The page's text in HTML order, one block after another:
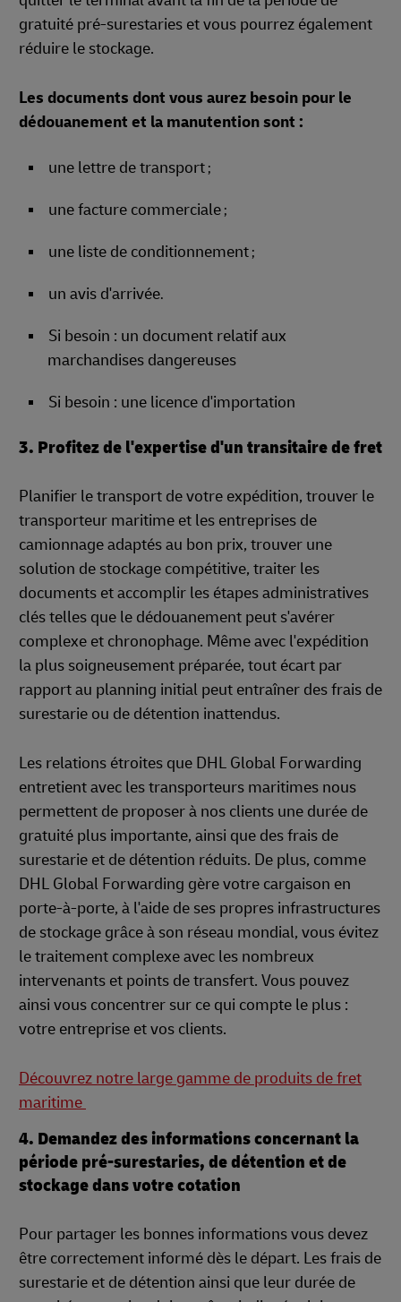
gratuité pré-surestaries et vous pourrez également
réduire le stockage.
Les documents dont vous aurez besoin pour le
dédouanement et la manutention sont :
une lettre de transport ;
une facture commerciale ;
une liste de conditionnement ;
un avis d'arrivée.
Si besoin : un document relatif aux
marchandises dangereuses
Si besoin : une licence d'importation
3. Profitez de l'expertise d'un transitaire de fret
Planifier le transport de votre expédition, trouver le
transporteur maritime et les entreprises de
camionnage adaptés au bon prix, trouver une
solution de stockage compétitive, traiter les
documents et accomplir les étapes administratives
clés telles que le dédouanement peut s'avérer
complexe et chronophage. Même avec l'expédition
la plus soigneusement préparée, tout écart par
rapport au planning initial peut entraîner des frais de
surestarie ou de détention inattendus.
Les relations étroites que DHL Global Forwarding
entretient avec les transporteurs maritimes nous
permettent de proposer à nos clients une durée de
gratuité plus importante, ainsi que des frais de
surestarie et de détention réduits. De plus, comme
DHL Global Forwarding gère votre cargaison en
porte-à-porte, à l'aide de ses propres infrastructures
de stockage grâce à son réseau mondial, vous évitez
le traitement complexe avec les nombreux
intervenants et points de transfert. Vous pouvez
ainsi vous concentrer sur ce qui compte le plus :
votre entreprise et vos clients.
Découvrez notre large gamme de produits de fret
maritime
4. Demandez des informations concernant la
période pré-surestaries, de détention et de
stockage dans votre cotation
Pour partager les bonnes informations vous devez
être correctement informé dès le départ. Les frais de
surestarie et de détention ainsi que leur durée de